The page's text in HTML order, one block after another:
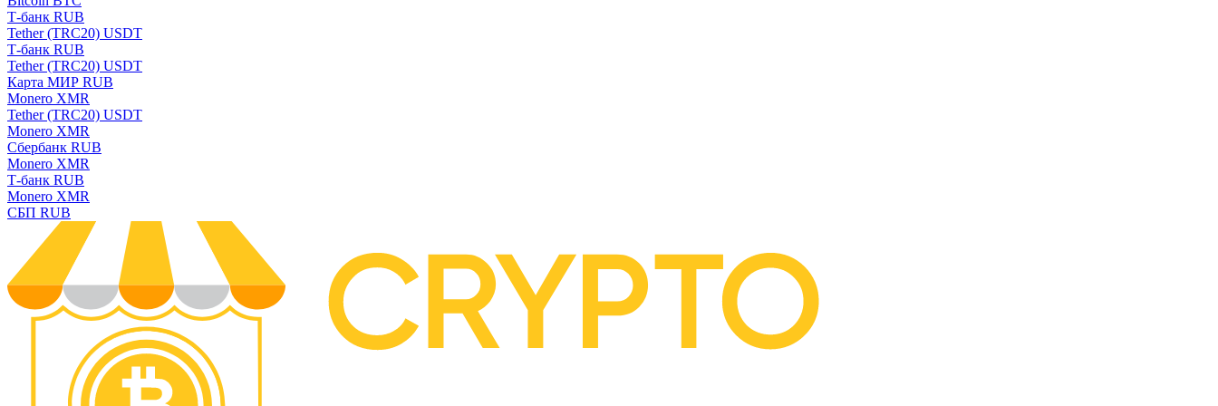
Т-банк RUB
Tether (TRC20) USDT
Т-банк RUB
Tether (TRC20) USDT
Карта МИР RUB
Monero XMR
Tether (TRC20) USDT
Monero XMR
Сбербанк RUB
Monero XMR
Т-банк RUB
Monero XMR
СБП RUB